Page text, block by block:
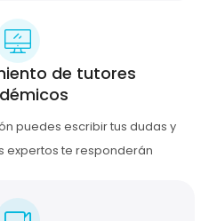
de tutores
puedes escribir tus dudas y
expertos te responderán